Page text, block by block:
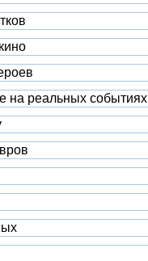
на реальных событиях